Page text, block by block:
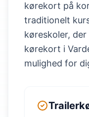
kørekort på
traditionelt
køreskoler,
kørekort i
mulighed for